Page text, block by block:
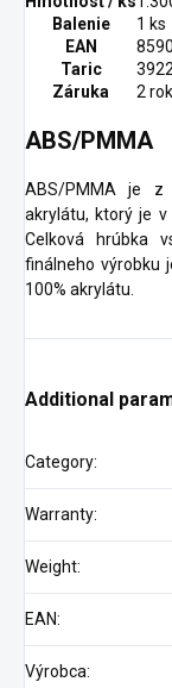
Balenie
1 ks
EAN
Taric
Záruka
2
ABS/PMMA
ABS/PMMA je z
akrylátu, ktorý je v
Celková hrúbka
finálneho výrobku
100% akrylátu.
Additional
Category:
Warranty:
Weight:
EAN:
Výrobca: